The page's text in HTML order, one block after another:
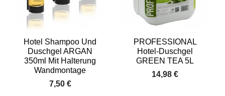
Hotel Shampoo Und
Duschgel ARGAN
350ml Mit Halterung
Wandmontage
7,50 €
PROFESSIONAL
Hotel-Duschgel
GREEN TEA 5L
14,98 €